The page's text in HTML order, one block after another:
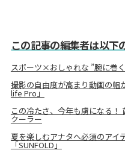
この記事の編集者は以下
スポーツ×おしゃれな ”腕に巻
撮影の自由度が高まり動画の幅
life Pro」
この冷たさ、今年も虜になる！
クーラー
夏を楽しむアナタへ必須のアイ
「SUNFOLD」